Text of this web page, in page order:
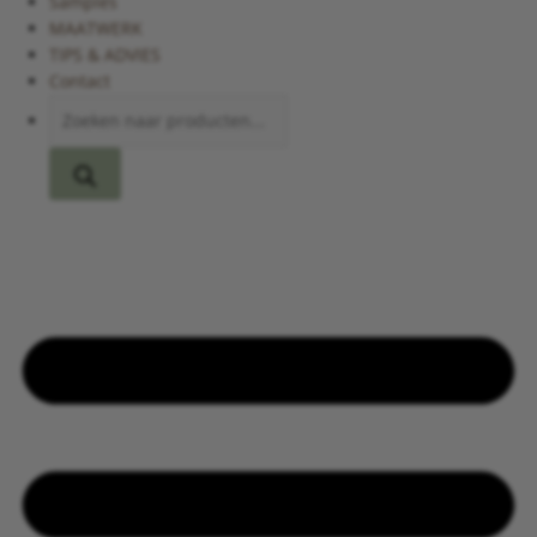
MAATWERK
TIPS & ADVIES
Contact